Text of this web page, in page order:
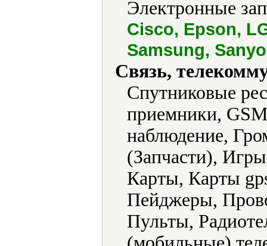
Электронные
Cisco, Epson,
Samsung,
Связь,
Cпутниковые
приемники,
наблюдение,
(Запчасти),
Карты, Карты
Пейджеры,
Пульты,